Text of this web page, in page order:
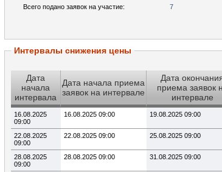
Всего подано заявок на участие: 7
Интервалы снижения цены
Дата
начала
интервала
Дата начала приема
заявок на интервале
Дата
приема заявок
интервале
16.08.2025
09:00
16.08.2025 09:00 19.08.2025 09:00
22.08.2025
09:00
22.08.2025 09:00 25.08.2025 09:00
28.08.2025
09:00
28.08.2025 09:00 31.08.2025 09:00